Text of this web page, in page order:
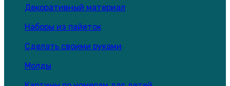
Декоративный материал
Наборы из пайеток
Сделать своими руками
Молды